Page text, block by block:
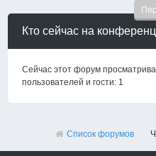
Кто сейчас на
Сейчас этот форум
пользователей и гости: 1
Список форумов